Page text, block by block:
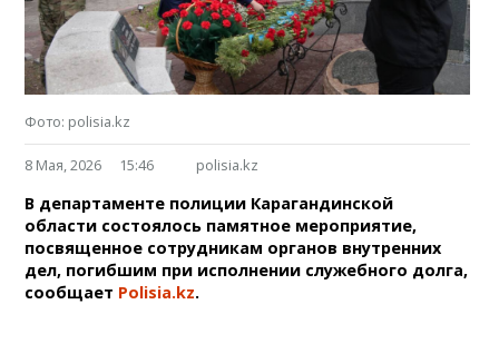
Фото: polisia.kz
8 Мая, 2026 15:46 polisia.kz
В департаменте полиции Карагандинской
области состоялось памятное мероприятие,
посвященное сотрудникам органов внутренних
дел, погибшим при исполнении служебного долга,
сообщает Polisia.kz.